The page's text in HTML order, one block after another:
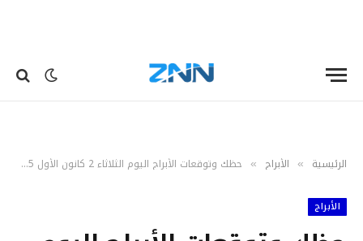
الرئيسية » الأبراج » حظك وتوقعات الأبراج اليوم الثلاثاء 2 كانون الأول 2025‎‎‎
الأبراج